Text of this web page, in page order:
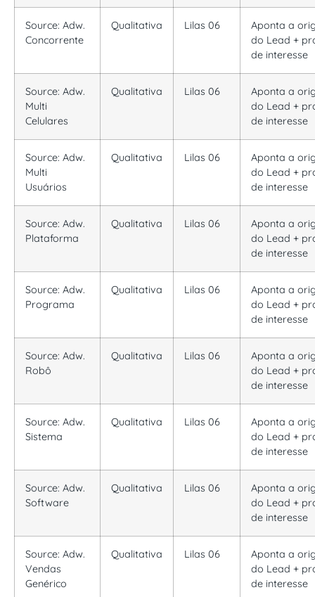
Source: Adw.
Concorrente
Qualitativa Lilas 06
Aponta a
do Lead +
de interesse
Source: Adw.
Multi
Celulares
Qualitativa Lilas 06
Aponta a
do Lead +
de interesse
Source: Adw.
Multi
Usuários
Qualitativa Lilas 06
Aponta a
do Lead +
de interesse
Source: Adw.
Plataforma
Qualitativa Lilas 06
Aponta a
do Lead +
de interesse
Source: Adw.
Programa
Qualitativa Lilas 06
Aponta a
do Lead +
de interesse
Source: Adw.
Robô
Qualitativa Lilas 06
Aponta a
do Lead +
de interesse
Source: Adw.
Sistema
Qualitativa Lilas 06
Aponta a
do Lead +
de interesse
Source: Adw.
Software
Qualitativa Lilas 06
Aponta a
do Lead +
de interesse
Source: Adw.
Vendas
Genérico
Qualitativa Lilas 06
Aponta a
do Lead +
de interesse